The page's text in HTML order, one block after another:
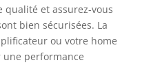
qualité et assurez-vous
bien sécurisées. La
ou votre home
performance